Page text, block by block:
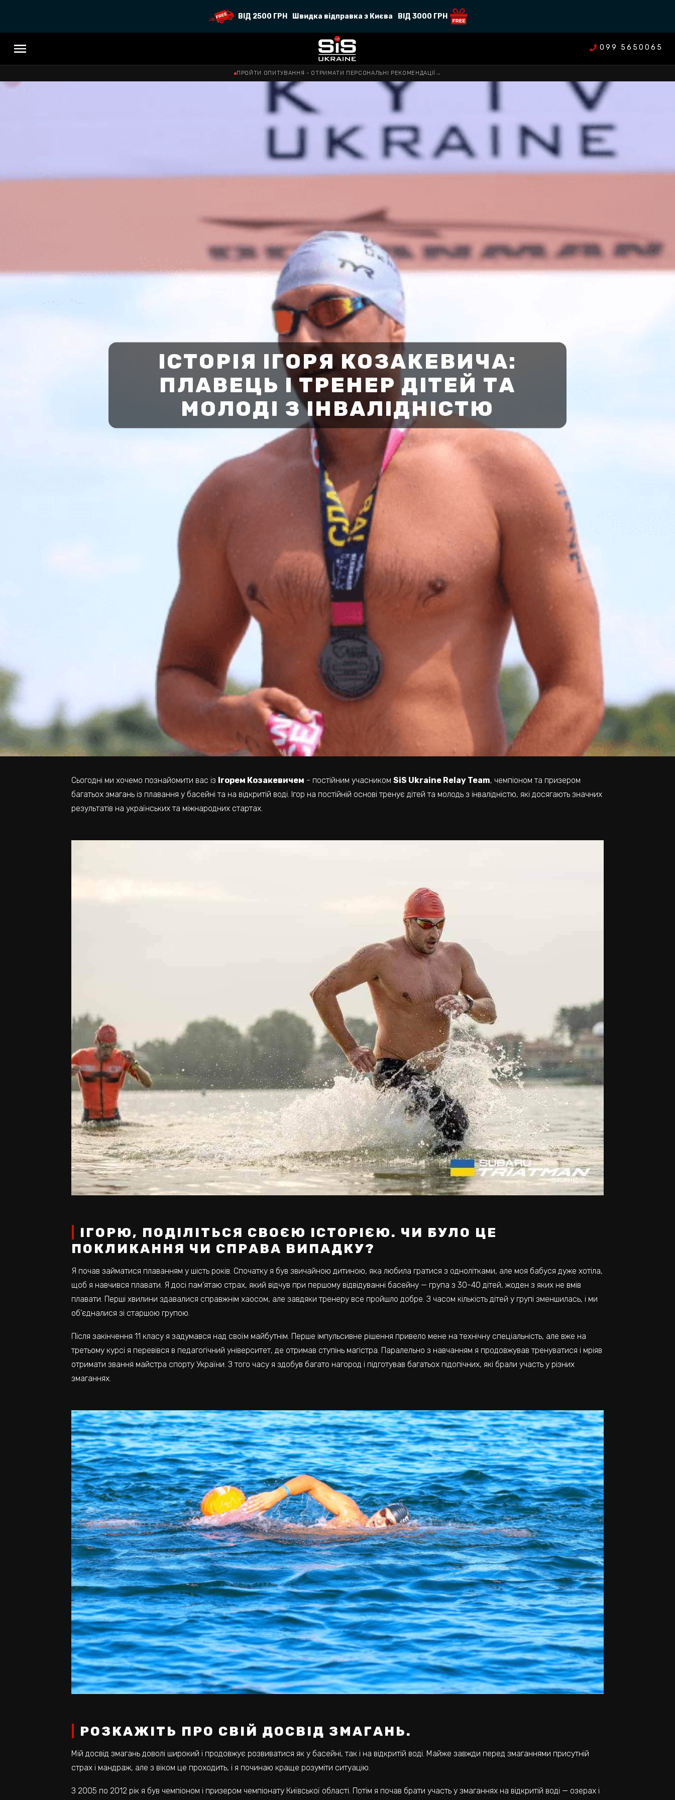
ВІД 2500 ГРН Швидка відправка з Києва ВІД 3000 ГРН
099 5650065
ПРОЙТИ ОПИТУВАННЯ - ОТРИМАТИ ПЕРСОНАЛЬНІ РЕКОМЕНДАЦІЇ →
ІСТОРІЯ ІГОРЯ КОЗАКЕВИЧА:
ПЛАВЕЦЬ І ТРЕНЕР ДІТЕЙ ТА
МОЛОДІ З ІНВАЛІДНІСТЮ
Сьогодні ми хочемо познайомити вас із Ігорем Козакевичем - постійним учасником SiS Ukraine Relay Team, чемпіоном та призером
багатьох змагань із плавання у басейні та на відкритій воді. Ігор на постійній основі тренує дітей та молодь з інвалідністю, які досягають значних
результатів на українських та міжнародних стартах.
ІГОРЮ, ПОДІЛІТЬСЯ СВОЄЮ ІСТОРІЄЮ. ЧИ БУЛО ЦЕ
ПОКЛИКАННЯ ЧИ СПРАВА ВИПАДКУ?
Я почав займатися плаванням у шість років. Спочатку я був звичайною дитиною, яка любила гратися з однолітками, але моя бабуся дуже хотіла,
щоб я навчився плавати. Я досі пам’ятаю страх, який відчув при першому відвідуванні басейну — група з 30-40 дітей, жоден з яких не вмів
плавати. Перші хвилини здавалися справжнім хаосом, але завдяки тренеру все пройшло добре. З часом кількість дітей у групі зменшилась, і ми
об’єдналися зі старшою групою.
Після закінчення 11 класу я задумався над своїм майбутнім. Перше імпульсивне рішення привело мене на технічну спеціальність, але вже на
третьому курсі я перевівся в педагогічний університет, де отримав ступінь магістра. Паралельно з навчанням я продовжував тренуватися і мріяв
отримати звання майстра спорту України. З того часу я здобув багато нагород і підготував багатьох підопічних, які брали участь у різних
змаганнях.
РОЗКАЖІТЬ ПРО СВІЙ ДОСВІД ЗМАГАНЬ.
Мій досвід змагань доволі широкий і продовжує розвиватися як у басейні, так і на відкритій воді. Майже завжди перед змаганнями присутній
страх і мандраж, але з віком це проходить, і я починаю краще розуміти ситуацію.
З 2005 по 2012 рік я був чемпіоном і призером чемпіонату Київської області. Потім я почав брати участь у змаганнях на відкритій воді — озерах і